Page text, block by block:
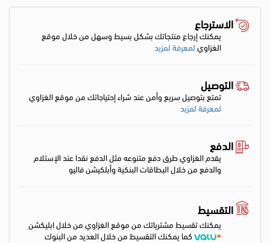
الاسترجاع
يمكنك إرجاع منتجاتك بشكل بسيط وسهل من خلال موقع
الغزاويلمعرفة لمزيد
التوصيل
تمتع بتوصيل سريع وأمن عند شراء إحتياجاتك من موقع الغزاوي
لمعرفة لمزيد
الدفع
يقدم الغزاوي طرق دفع متنوعه مثل الدفع نقدا عند الإستلام
والدفع من خلال البطاقات البنكية وأبلكيشن فاليو
التقسيط
يمكنك تقسيط مشترياتك من موقع الغزاوي من خلال ابليكشن
كما يمكنك التقسيط من خلال العديد من البنوك